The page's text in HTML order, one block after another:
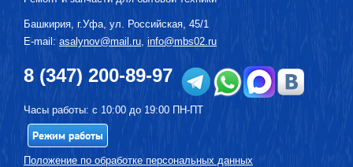
Башкирия, г.Уфа, ул. Российская, 45/1
E-mail: asalynov@mail.ru, info@mbs02.ru
8 (347) 200-89-97
Часы работы: с 10:00 до 19:00 ПН-ПТ
Режим работы
Положение по обработке персональных данных